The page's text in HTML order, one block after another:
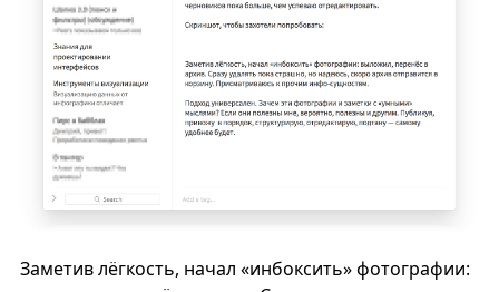
Заметив лёгкость, начал «инбоксить» фотографии: